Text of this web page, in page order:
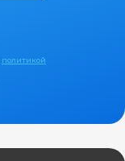
политикой